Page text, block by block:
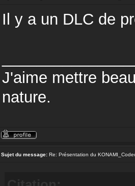
Il y a un DLC de
J'aime mettre
nature.
Sujet du message: Re: Présentation du